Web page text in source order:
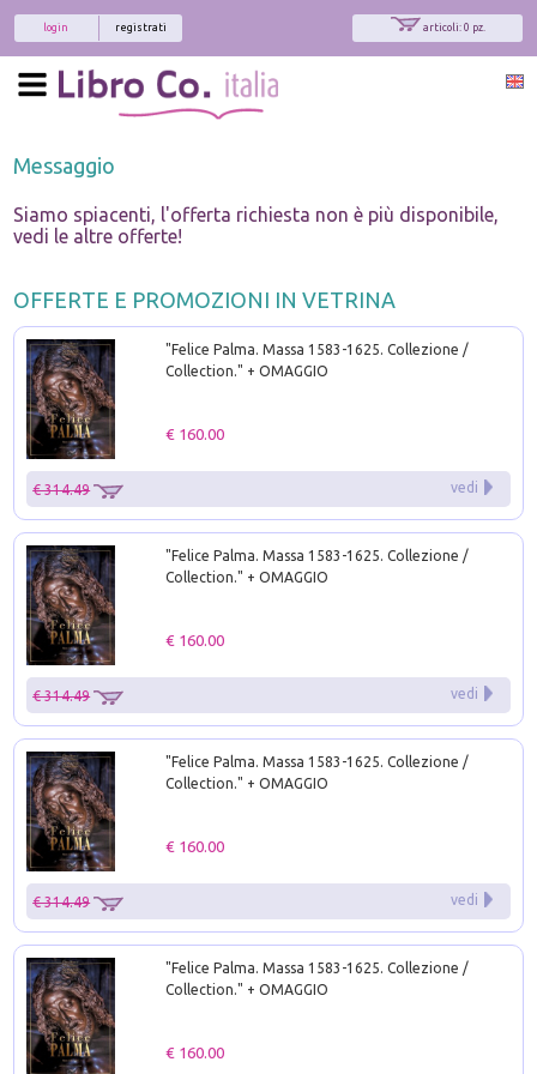
articoli: 0 pz.
registrati
login
Messaggio
Siamo spiacenti, l'offerta richiesta non è più disponibile,
vedi le altre offerte!
OFFERTE E PROMOZIONI IN VETRINA
"Felice Palma. Massa 1583-1625. Collezione /
Collection." + OMAGGIO
€ 160.00
vedi
€ 314.49
"Felice Palma. Massa 1583-1625. Collezione /
Collection." + OMAGGIO
€ 160.00
vedi
€ 314.49
"Felice Palma. Massa 1583-1625. Collezione /
Collection." + OMAGGIO
€ 160.00
vedi
€ 314.49
"Felice Palma. Massa 1583-1625. Collezione /
Collection." + OMAGGIO
€ 160.00